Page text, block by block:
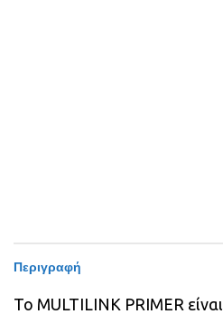
Περιγραφή
Το MULTILINK PRIMER